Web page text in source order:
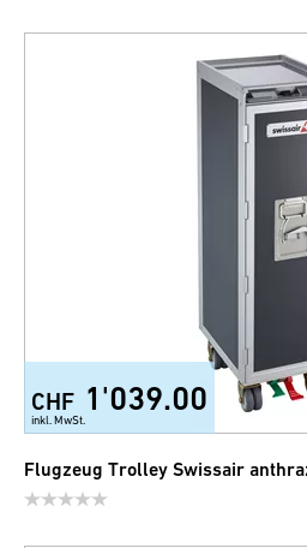
CHF 1'039.00
inkl. MwSt.
Flugzeug Trolley Swissair